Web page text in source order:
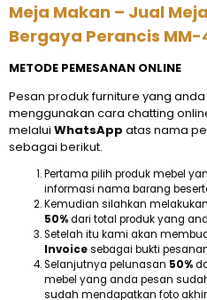
Meja Makan – Jual
Bergaya Perancis MM-
METODE PEMESANAN ONLINE
Pesan produk furniture yang
menggunakan cara chatting
melalui WhatsApp atas nama
sebagai berikut.
Pertama pilih produk mebel
informasi nama barang
Kemudian silahkan
50%dari total produk yang
Setelah itu kami akan
Invoicesebagai bukti
Selanjutnya pelunasan 50%
mebel yang anda pesan
sudah mendapatkan foto